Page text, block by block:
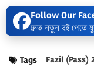
Follow Our
দ্রুত নতুন বই পেতে
Tags Fazil (Pass)